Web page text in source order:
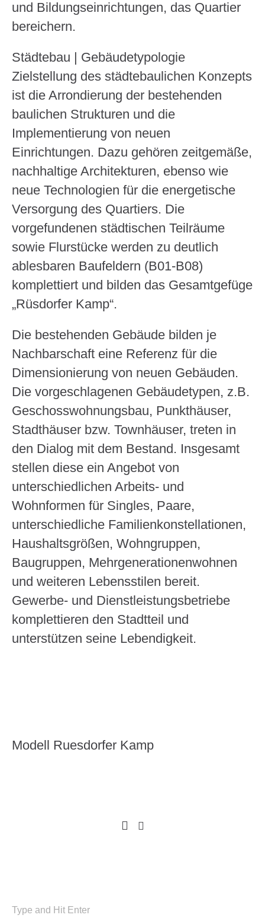
und Bildungseinrichtungen, das Quartier
bereichern.
Städtebau | Gebäudetypologie
Zielstellung des städtebaulichen Konzepts
ist die Arrondierung der bestehenden
baulichen Strukturen und die
Implementierung von neuen
Einrichtungen. Dazu gehören zeitgemäße,
nachhaltige Architekturen, ebenso wie
neue Technologien für die energetische
Versorgung des Quartiers. Die
vorgefundenen städtischen Teilräume
sowie Flurstücke werden zu deutlich
ablesbaren Baufeldern (B01-B08)
komplettiert und bilden das Gesamtgefüge
„Rüsdorfer Kamp“.
Die bestehenden Gebäude bilden je
Nachbarschaft eine Referenz für die
Dimensionierung von neuen Gebäuden.
Die vorgeschlagenen Gebäudetypen, z.B.
Geschosswohnungsbau, Punkthäuser,
Stadthäuser bzw. Townhäuser, treten in
den Dialog mit dem Bestand. Insgesamt
stellen diese ein Angebot von
unterschiedlichen Arbeits- und
Wohnformen für Singles, Paare,
unterschiedliche Familienkonstellationen,
Haushaltsgrößen, Wohngruppen,
Baugruppen, Mehrgenerationenwohnen
und weiteren Lebensstilen bereit.
Gewerbe- und Dienstleistungsbetriebe
komplettieren den Stadtteil und
unterstützen seine Lebendigkeit.
Modell Ruesdorfer Kamp